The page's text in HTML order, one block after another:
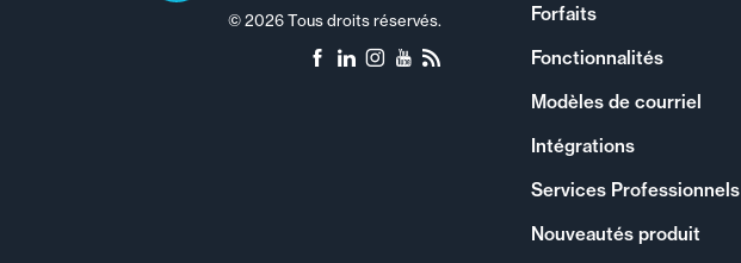
© 2026 Tous droits réservés.
Facebook
LinkedInInstagram
YouTube
Forfaits
Fonctionnalités
Modèles de courriel
Intégrations
Services Professionnels
Nouveautés produit